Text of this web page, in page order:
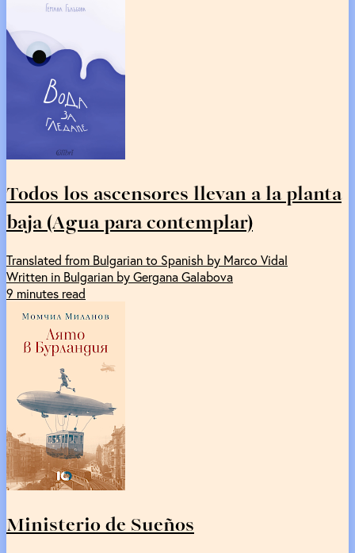
Todos los ascensores llevan a la planta
baja (Agua para contemplar)
Translated from Bulgarian to Spanish by Marco Vidal
Written in Bulgarian by Gergana Galabova
9 minutes read
Ministerio de Sueños